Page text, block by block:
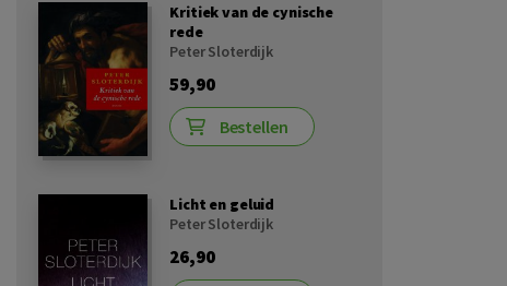
Kritiek van de cynische
rede
Peter Sloterdijk
59,90
Bestellen
Licht en geluid
Peter Sloterdijk
26,90